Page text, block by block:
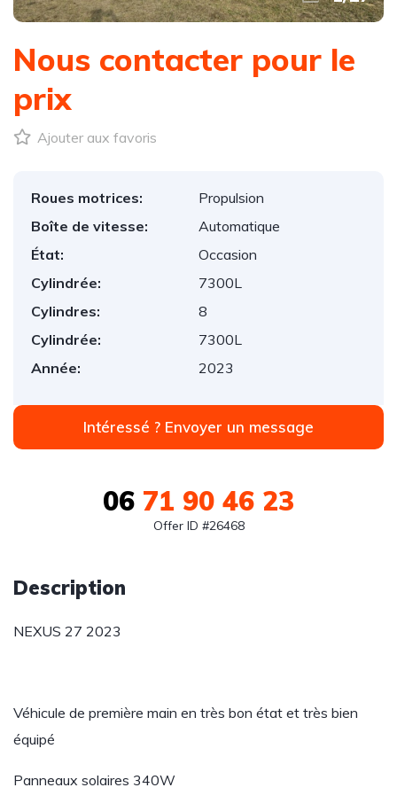
Nous contacter pour le
prix
Ajouter aux favoris
Roues motrices:
Propulsion
Boîte de vitesse:
Automatique
État:
Occasion
Cylindrée:
7300L
Cylindres:
8
Cylindrée:
7300L
Année:
2023
Intéressé ? Envoyer un message
06 71 90 46 23
Offer ID #26468
Description
NEXUS 27 2023
Véhicule de première main en très bon état et très bien
équipé
Panneaux solaires 340W